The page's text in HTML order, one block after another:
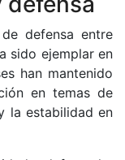
defensa entre
sido ejemplar en
han mantenido
en temas de
la estabilidad en